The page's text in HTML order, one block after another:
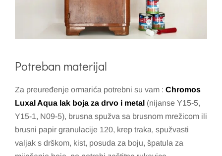
Potreban materijal
Za preuređenje ormarića potrebni su vam : Chromos
Luxal Aqua lak boja za drvo i metal (nijanse Y15-5,
Y15-1, N09-5), brusna spužva sa brusnom mrežicom ili
brusni papir granulacije 120, krep traka, spužvasti
valjak s drškom, kist, posuda za boju, špatula za